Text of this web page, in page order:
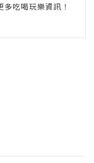
吃喝玩樂資訊！